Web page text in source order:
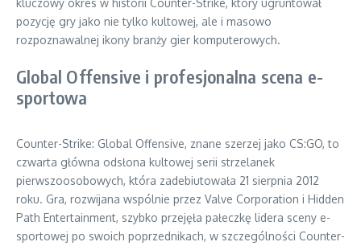
pozycję gry jako nie tylko kultowej, ale i masowo
rozpoznawalnej ikony branży gier komputerowych.
Global Offensive i profesjonalna scena e-
sportowa
Counter-Strike: Global Offensive, znane szerzej jako CS:GO, to
czwarta główna odsłona kultowej serii strzelanek
pierwszoosobowych, która zadebiutowała 21 sierpnia 2012
roku. Gra, rozwijana wspólnie przez Valve Corporation i Hidden
Path Entertainment, szybko przejęła pałeczkę lidera sceny e-
sportowej po swoich poprzednikach, w szczególności Counter-